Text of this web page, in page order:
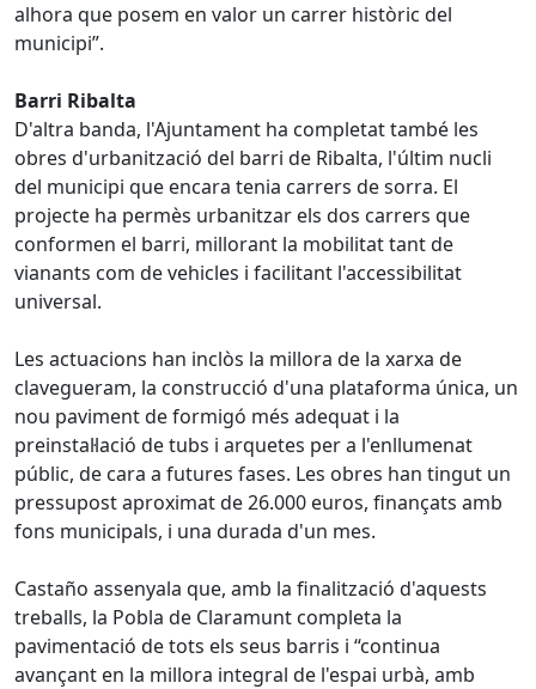
alhora que posem en valor un carrer històric del
municipi”.
Barri Ribalta
D'altra banda, l'Ajuntament ha completat també les
obres d'urbanització del barri de Ribalta, l'últim nucli
del municipi que encara tenia carrers de sorra. El
projecte ha permès urbanitzar els dos carrers que
conformen el barri, millorant la mobilitat tant de
vianants com de vehicles i facilitant l'accessibilitat
universal.
Les actuacions han inclòs la millora de la xarxa de
clavegueram, la construcció d'una plataforma única, un
nou paviment de formigó més adequat i la
preinstal·lació de tubs i arquetes per a l'enllumenat
públic, de cara a futures fases. Les obres han tingut un
pressupost aproximat de 26.000 euros, finançats amb
fons municipals, i una durada d'un mes.
Castaño assenyala que, amb la finalització d'aquests
treballs, la Pobla de Claramunt completa la
pavimentació de tots els seus barris i “continua
avançant en la millora integral de l'espai urbà, amb